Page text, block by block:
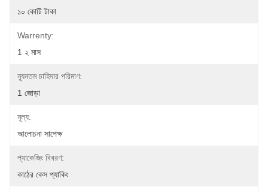
১০ কোটি টাকা
Warrenty:
1 ২ মাস
ন্যূনতম চাহিদার পরিমাণ:
1 জোড়া
মূল্য:
আলোচনা সাপেক্ষ
প্যাকেজিং বিবরণ:
কাঠের কেস প্যাকিং